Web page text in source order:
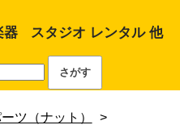
器 スタジオ レンタル 他
ツ（ナット） >